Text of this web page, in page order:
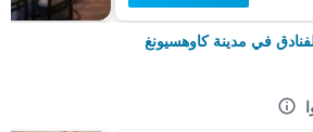
في مدينة كاوهسيونغ